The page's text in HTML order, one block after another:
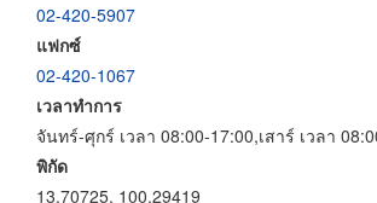
02-420-5907
แฟกซ์
02-420-1067
เวลาทำการ
จันทร์-ศุกร์ เวลา 08:00-17:00,เสาร์ เวลา
พิกัด
13.70725, 100.29419